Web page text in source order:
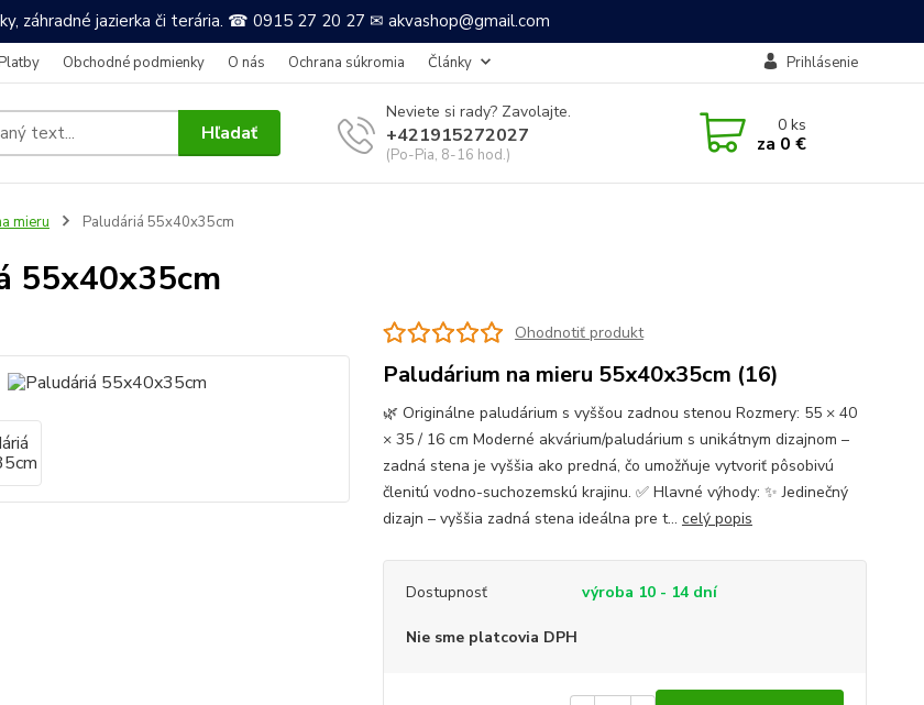
záhradné jazierka či terária. ☎ 0915 27 20 27 ✉ akvashop@gmail.com
Obchodné podmienky O nás Ochrana súkromia Články Prihlásenie
Hľadať
Neviete si rady? Zavolajte.
+421915272027
(Po-Pia, 8-16 hod.)
0ks
za 0 €
mieru Paludáriá 55x40x35cm
55x40x35cm
Ohodnotiť produkt
Paludárium na mieru 55x40x35cm (16)
🌿 Originálne paludárium s vyššou zadnou stenou Rozmery: 55 × 40
× 35 / 16 cm Moderné akvárium/paludárium s unikátnym dizajnom –
zadná stena je vyššia ako predná, čo umožňuje vytvoriť pôsobivú
členitú vodno-suchozemskú krajinu. ✅ Hlavné výhody: ✨ Jedinečný
dizajn – vyššia zadná stena ideálna pre t... celý popis
Dostupnosť výroba 10 - 14 dní
Nie sme platcovia DPH